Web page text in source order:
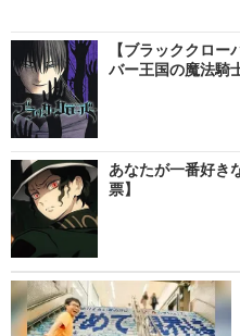
【ブラッククロ
バー王国の魔法騎
あなたが一番好き
票】